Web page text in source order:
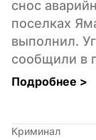
снос
поселках
выполнил.
сообщили в
Подробнее >
Криминал